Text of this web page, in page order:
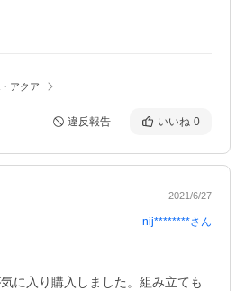
アクア
違反報告 いいね 0
2021/6/27
nij********さん
に入り購入しました。組み立ても